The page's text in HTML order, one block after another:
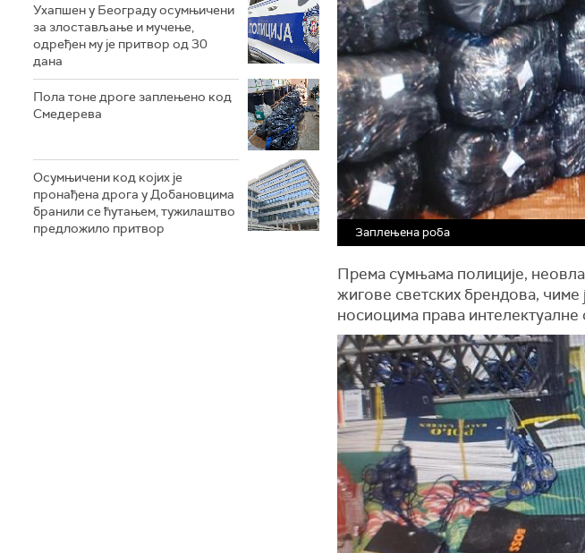
Ухапшен у Београду осумњичени
за злостављање и мучење,
одређен му је притвор од 30
дана
Пола тоне дроге заплењено код
Смедерева
Осумњичени код којих је
пронађена дрога у Добановцима
бранили се ћутањем, тужилаштво
предложило притвор
Заплењена роба
Према сумњама полиције,
жигове светских брендова, чиме
носиоцима права интелектуалне